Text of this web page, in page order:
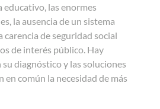
educativo, las enormes
la ausencia de un sistema
carencia de seguridad social
de interés público. Hay
diagnóstico y las soluciones
común la necesidad de más